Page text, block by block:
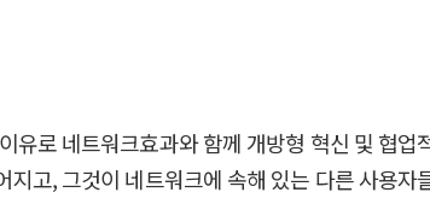
유로 네트워크효과와 함께 개방형 혁신 및 협
고, 그것이 네트워크에 속해 있는 다른 사용